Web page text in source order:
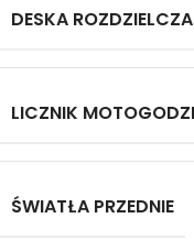
DESKA ROZDZIELCZA
LICZNIK
ŚWIATŁA PRZEDNIE